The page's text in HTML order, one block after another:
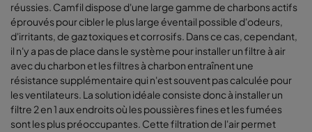
réussies. Camfil dispose d'une large gamme de charbons actifs
éprouvés pour cibler le plus large éventail possible d'odeurs,
d'irritants, de gaz toxiques et corrosifs. Dans ce cas, cependant,
il n'y a pas de place dans le système pour installer un filtre à air
avec du charbon et les filtres à charbon entraînent une
résistance supplémentaire qui n'est souvent pas calculée pour
les ventilateurs. La solution idéale consiste donc à installer un
filtre 2 en 1 aux endroits où les poussières fines et les fumées
sont les plus préoccupantes. Cette filtration de l'air permet